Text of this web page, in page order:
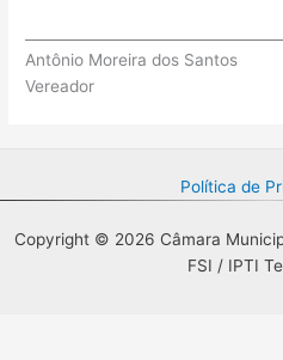
Antônio Moreira dos Santos
Vereador
Política de
Copyright © 2026 Câmara
FSI / IPTI